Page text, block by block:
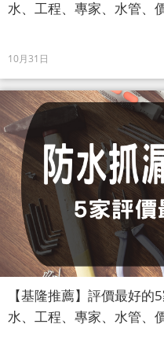
水、工程、專家、水管、
10月31日
【基隆推薦】評價最好
水、工程、專家、水管、